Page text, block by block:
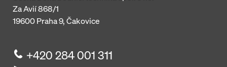
Za Avií 868/1
19600Praha 9, Čakovice
+420 284 001 311